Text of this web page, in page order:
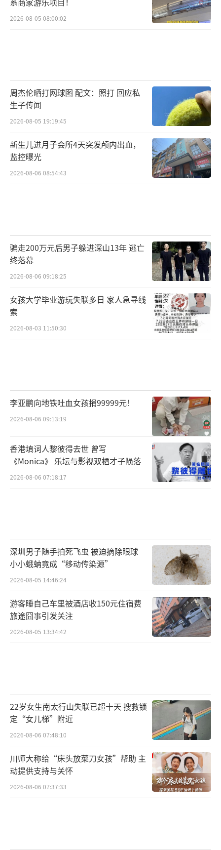
2026-08-05 08:00:02
周杰伦晒打网球图 配文：照打 回应私
生子传闻
2026-08-05 19:19:45
新生儿进月子会所4天突发颅内出血，
监控曝光
2026-08-06 08:54:43
骗走200万元后男子躲进深山13年 逃亡
终落幕
2026-08-06 09:18:25
女孩大学毕业游玩失联多日 家人急寻线
索
2026-08-03 11:50:30
李亚鹏向地铁吐血女孩捐99999元！
2026-08-06 09:13:19
香港填词人黎彼得去世 曾写
《Monica》 乐坛与影视双栖才子陨落
2026-08-06 07:18:17
深圳男子随手拍死飞虫 被迫摘除眼球
小小蛾蚋竟成“移动传染源”
2026-08-05 14:46:24
游客睡自己车里被酒店收150元住宿费
旅途囧事引发关注
2026-08-05 13:34:42
22岁女生南太行山失联已超十天 搜救锁
定“女儿梯”附近
2026-08-06 07:48:10
川师大称给“床头放菜刀女孩”帮助 主
动提供支持与关怀
2026-08-06 07:37:33